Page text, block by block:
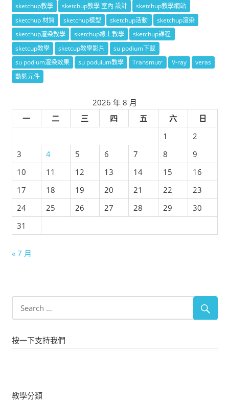
sketchup教學 sketchup教學 室內 設計
sketchup教學網站
sketchup 材質
sketchup模型 sketchup活動
sketchup渲染
sketchup渲染教學
sketchup線上教學
sketchup課程
sketcup教學
sketcup教學影片
su podium下載
su podium渲染效果
su poduium教學 Transmutr V-ray
veras
動態元件
2026 年 8 月
一
二 三 四 五 六
日
1
2
3
4 5 6 7 8
9
10
11 12 13 14 15
16
17
18 19 20 21 22
23
24
25 26 27 28 29
30
31
« 7 月
按一下支持我們
教學分類